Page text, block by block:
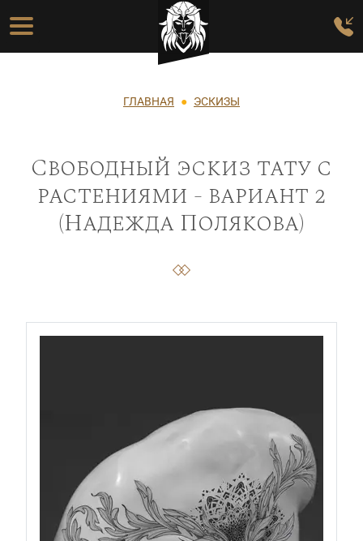
Перейти к основному содержанию
Основная навигация
Строка навигации
ГЛАВНАЯ ЭСКИЗЫ
Свободный эскиз тату с
растениями - вариант 2
(Надежда Полякова)